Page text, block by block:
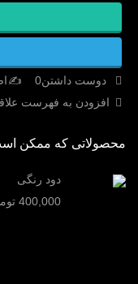
دوست داشتن0
افزودن به فهرست
محصولاتی که ممکن
دود رنگی
400,000 تومان